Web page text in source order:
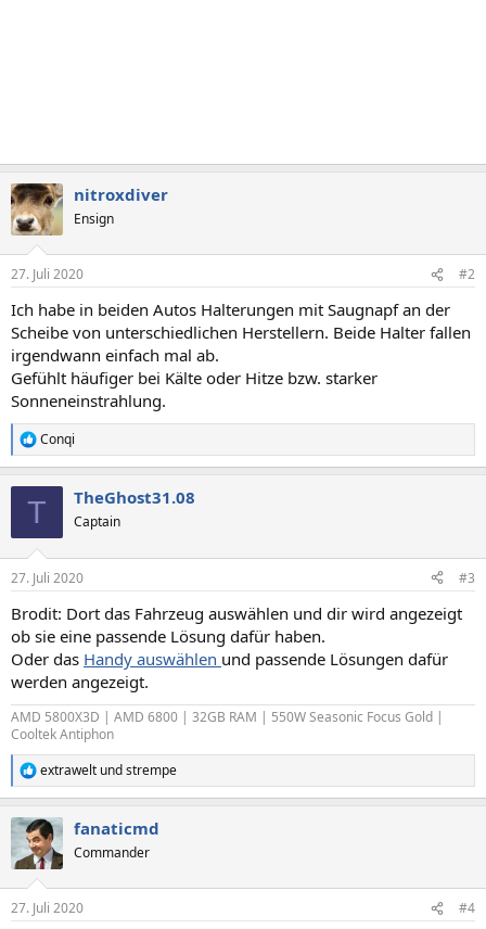
nitroxdiver
Ensign
27. Juli 2020 #2
Ich habe in beiden Autos Halterungen mit Saugnapf an der
Scheibe von unterschiedlichen Herstellern. Beide Halter fallen
irgendwann einfach mal ab.
Gefühlt häufiger bei Kälte oder Hitze bzw. starker
Sonneneinstrahlung.
R
e
e
:
Conqi
T TheGhost31.08
Captain
27. Juli 2020 #3
Brodit: Dort das Fahrzeug auswählen und dir wird angezeigt
ob sie eine passende Lösung dafür haben.
Oder das Handy auswählen und passende Lösungen dafür
werden angezeigt.
AMD 5800X3D | AMD 6800 | 32GB RAM | 550W Seasonic Focus Gold |
Cooltek Antiphon
R
e
k
i
e
extrawelt undstrempe
fanaticmd
Commander
27. Juli 2020 #4